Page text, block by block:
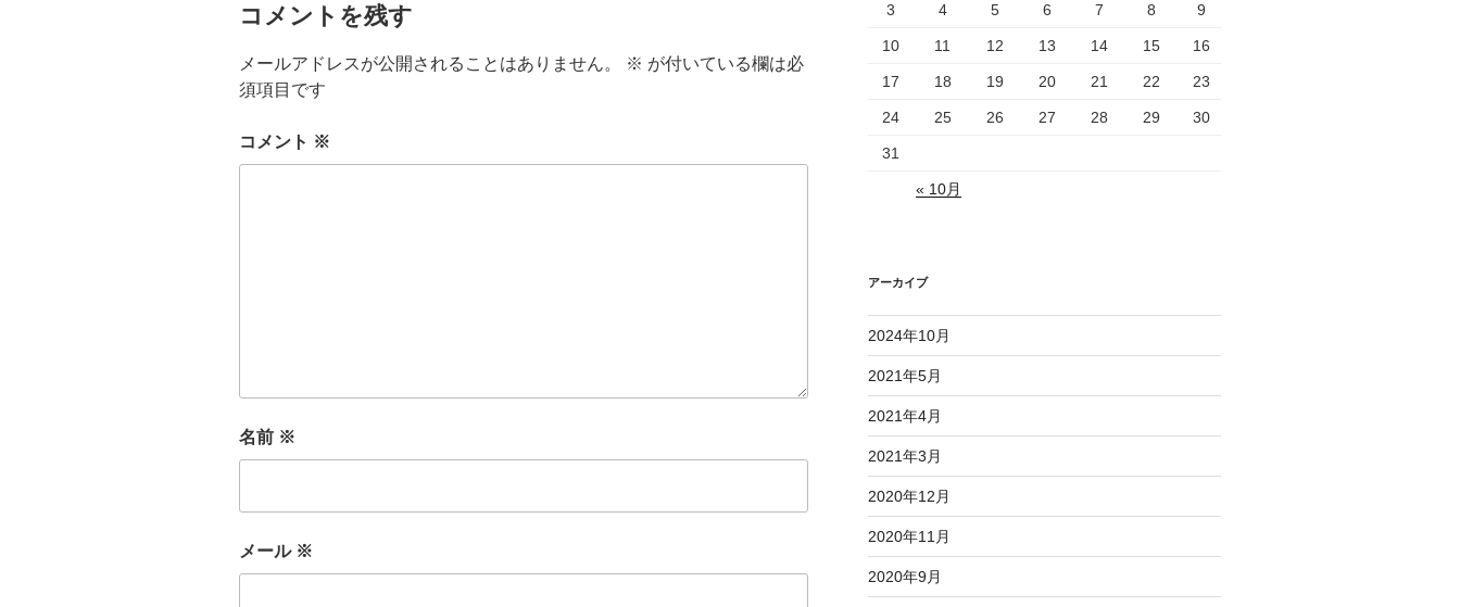
コメントを残す
メールアドレスが公開されることはありません。 ※ が付いている欄は必
須項目です
コメント ※
名前 ※
メール ※
3 4 5 6 7 8 9
10 11 12 13 14 15 16
17 18 19 20 21 22 23
24 25 26 27 28 29 30
31
« 10月
アーカイブ
2024年10月
2021年5月
2021年4月
2021年3月
2020年12月
2020年11月
2020年9月